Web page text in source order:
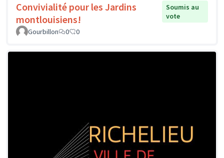
Convivialité pour les Jardins
montlouisiens!
Soumis au
vote
Gourbillon
0 0